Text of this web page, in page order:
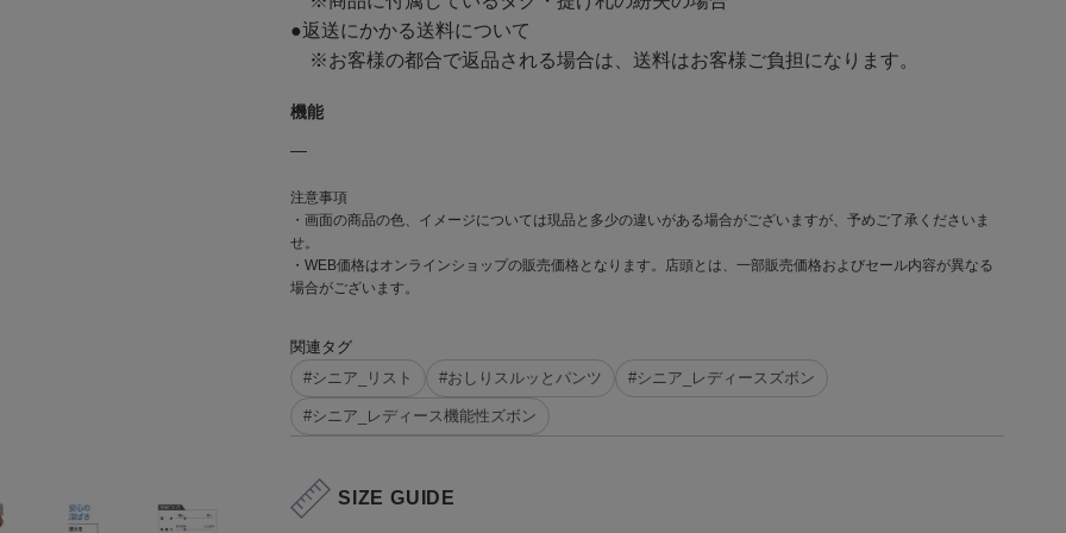
●返送にかかる送料について
※お客様の都合で返品される場合は、送料はお客様ご負担になります。
機能
―
注意事項
・画面の商品の色、イメージについては現品と多少の違いがある場合がございますが、予めご了承くださいま
せ。
・WEB価格はオンラインショップの販売価格となります。店頭とは、一部販売価格およびセール内容が異なる
場合がございます。
関連タグ
#シニア_リスト
#おしりスルッとパンツ #シニア_レディースズボン
#シニア_レディース機能性ズボン
SIZE GUIDE